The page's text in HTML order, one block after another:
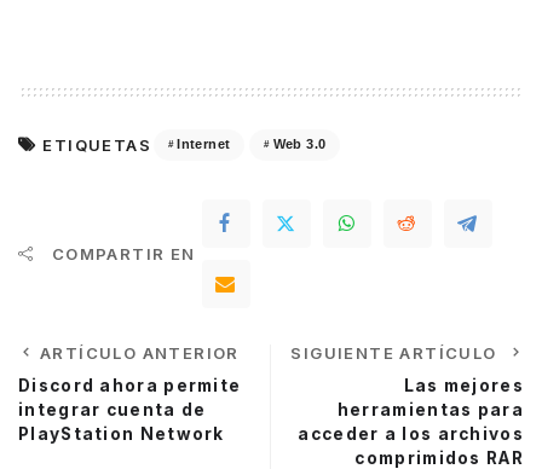
ETIQUETAS Internet Web 3.0
COMPARTIR EN
ARTÍCULO ANTERIOR
Discord ahora permite
integrar cuenta de
PlayStation Network
SIGUIENTE ARTÍCULO
Las mejores
herramientas para
acceder a los archivos
comprimidos RAR